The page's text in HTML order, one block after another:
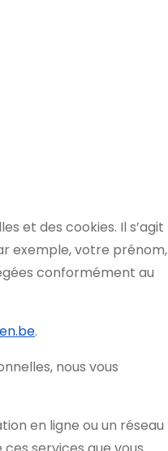
et des cookies. Il s’agit
exemple, votre prénom,
conformément au
.
nous vous
en ligne ou un réseau